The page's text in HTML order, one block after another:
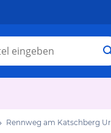
Rennweg am Katschberg